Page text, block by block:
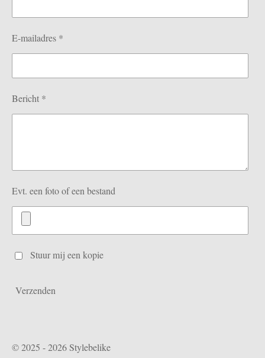
E-mailadres *
Bericht *
Evt. een foto of een bestand
Stuur mij een kopie
Verzenden
© 2025 - 2026 Stylebelike